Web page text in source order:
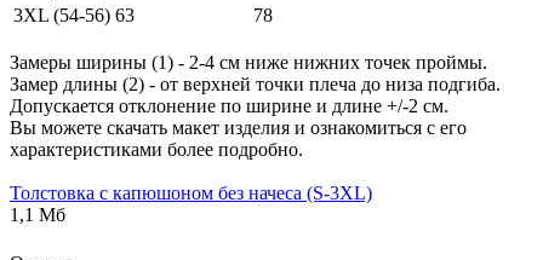
3XL (54-56) 63 78
Замеры ширины (1) - 2-4 см ниже нижних точек проймы.
Замер длины (2) - от верхней точки плеча до низа подгиба.
Допускается отклонение по ширине и длине +/-2 см.
Вы можете скачать макет изделия и ознакомиться с его
характеристиками более подробно.
Толстовка с капюшоном без начеса (S-3XL)
1,1 Мб